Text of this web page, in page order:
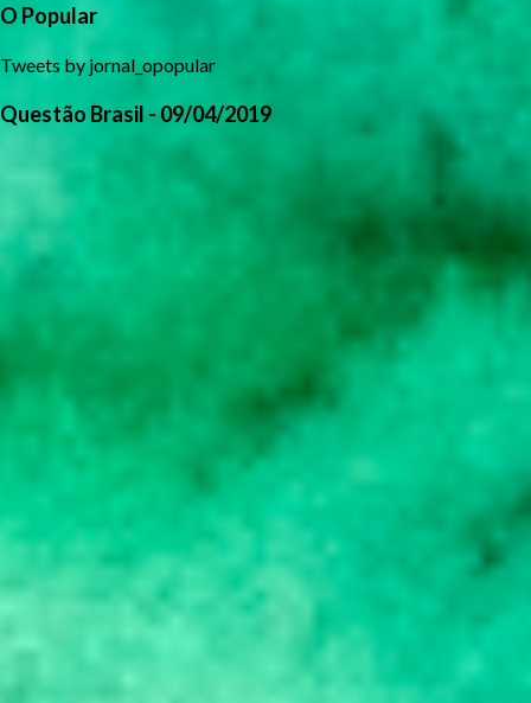
O Popular
Tweets by jornal_opopular
Questão Brasil - 09/04/2019